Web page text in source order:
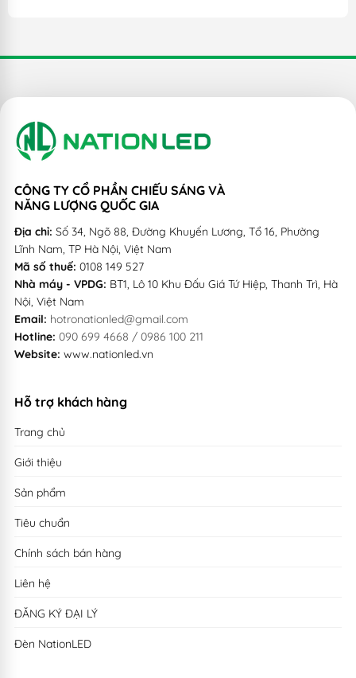
CÔNG TY CỔ PHẦN CHIẾU SÁNG VÀ
NĂNG LƯỢNG QUỐC GIA
Địa chỉ: Số 34, Ngõ 88, Đường Khuyến Lương, Tổ 16, Phường
Lĩnh Nam, TP Hà Nội, Việt Nam
Mã số thuế: 0108 149 527
Nhà máy - VPDG: BT1, Lô 10 Khu Đấu Giá Tứ Hiệp, Thanh Trì, Hà
Nội, Việt Nam
Email: hotronationled@gmail.com
Hotline: 090 699 4668 / 0986 100 211
Website: www.nationled.vn
Hỗ trợ khách hàng
Trang chủ
Giới thiệu
Sản phẩm
Tiêu chuẩn
Chính sách bán hàng
Liên hệ
ĐĂNG KÝ ĐẠI LÝ
Đèn NationLED